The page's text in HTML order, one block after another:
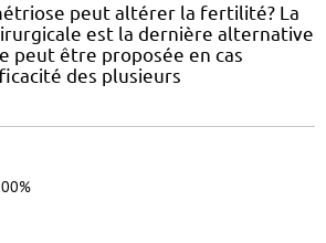
peut altérer la fertilité? La
est la dernière alternative
peut être proposée en cas
des plusieurs